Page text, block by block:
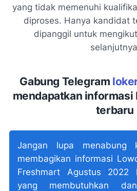
yang tidak memenuhi
diproses. Hanya kandidat
dipanggil untuk
Gabung Telegram
mendapatkan informasi
terbaru
Jangan lupa menabung
membagikan informasi
Freshmart Agustus 2022
yang membutuhkan